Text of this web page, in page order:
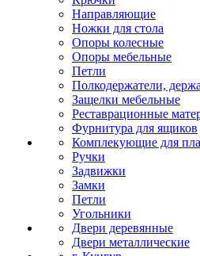
Направляющие
Ножки для стола
Опоры колесные
Опоры мебельные
Петли
Полкодержатели,
Защелки мебельные
Реставрационные
Фурнитура для ящиков
Комплекующие для
Ручки
Задвижки
Замки
Петли
Угольники
Двери деревянные
Двери металлические